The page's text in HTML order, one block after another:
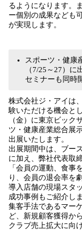
るようになります。
ー個別の成果なども
が実現します。
スポーツ・健康
（7/25～27）
セミナーも同時
株式会社ジ・アイは
験いただける機会と
（金）に東京ビック
ツ・健康産業総合展
出展いたします。
出展期間中は、ブー
に加え、弊社代表取
「会員の運動、食
り、会員の退会率を
導入店舗の現場スタ
成功事例もご紹介し
集客手法であるマー
ど、新規顧客獲得か
クラブ売上拡大に向